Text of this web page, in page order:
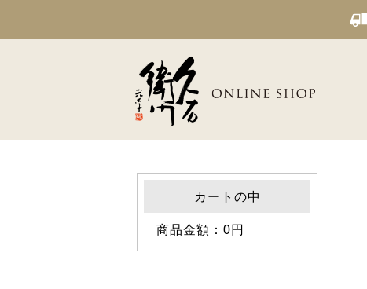
カートの中
商品金額：0円